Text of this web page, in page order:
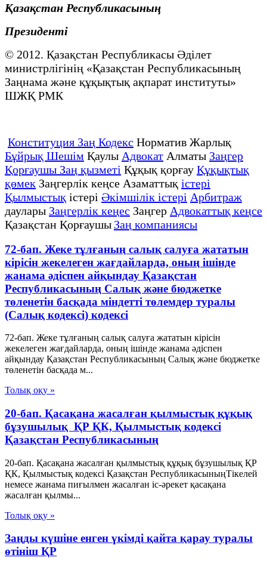
Қазақстан Республикасының
Президенті
© 2012. Қазақстан Республикасы Әділет
министрлігінің «Қазақстан Республикасының
Заңнама және құқықтық ақпарат институты»
ШЖҚ РМК
Конституция Заң Кодекс Норматив Жарлық
Бұйрық Шешім Қаулы Адвокат Алматы Заңгер
Қорғаушы Заң қызметі Құқық қорғау Құқықтық
қөмек Заңгерлік кеңсе Азаматтық істері
Қылмыстық істері Әкімшілік істері Арбитраж
даулары Заңгерлік кеңес Заңгер Адвокаттық кеңсе
Қазақстан Қорғаушы Заң компаниясы
72-бап. Жеке тұлғаның салық салуға жататын
кірісін жекелеген жағдайларда, оның ішінде
жанама әдіспен айқындау Қазақстан
Республикасының Салық және бюджетке
төленетін басқада міндетті төлемдер туралы
(Салық кодексі) кодексі
72-бап. Жеке тұлғаның салық салуға жататын кірісін
жекелеген жағдайларда, оның ішінде жанама әдіспен
айқындау Қазақстан Республикасының Салық және бюджетке
төленетін басқада м...
Толық оқу »
20-бап. Қасақана жасалған қылмыстық құқық
бұзушылық ҚР ҚК, Қылмыстық кодексi
Қазақстан Республикасының
20-бап. Қасақана жасалған қылмыстық құқық бұзушылық ҚР
ҚК, Қылмыстық кодексi Қазақстан РеспубликасыныңТiкелей
немесе жанама пиғылмен жасалған іс-әрекет қасақана
жасалған қылмы...
Толық оқу »
Заңды күшіне енген үкімді қайта қарау туралы
өтініш ҚР